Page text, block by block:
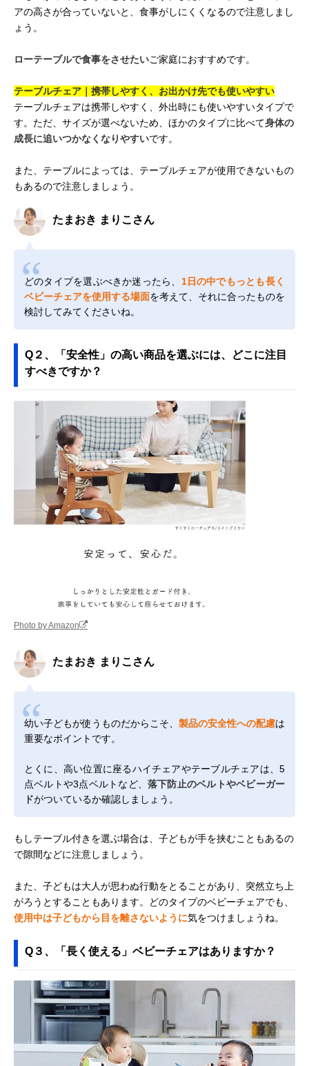
アの高さが合っていないと、食事がしにくくなるので注意しまし
ょう。
ローテーブルで食事をさせたいご家庭におすすめです。
テーブルチェア｜携帯しやすく、お出かけ先でも使いやすい
テーブルチェアは携帯しやすく、外出時にも使いやすいタイプで
す。ただ、サイズが選べないため、ほかのタイプに比べて身体の
成長に追いつかなくなりやすいです。
また、テーブルによっては、テーブルチェアが使用できないもの
もあるので注意しましょう。
たまおき まりこさん
どのタイプを選ぶべきか迷ったら、 1日の中でもっとも長く
ベビーチェアを使用する場面を考えて、それに合ったものを
検討してみてくださいね。
Q２、「安全性」の高い商品を選ぶには、どこに注目
すべきですか？
Photo by Amazon
たまおき まりこさん
幼い子どもが使うものだからこそ、 製品の安全性への配慮は
重要なポイントです。
とくに、高い位置に座るハイチェアやテーブルチェアは、5
点ベルトや3点ベルトなど、 落下防止のベルトやベビーガー
ドがついているか確認しましょう。
もしテーブル付きを選ぶ場合は、子どもが手を挟むこともあるの
で隙間などに注意しましょう。
また、子どもは大人が思わぬ行動をとることがあり、突然立ち上
がろうとすることもあります。どのタイプのベビーチェアでも、
使用中は子どもから目を離さないように気をつけましょうね。
Q３、「長く使える」ベビーチェアはありますか？